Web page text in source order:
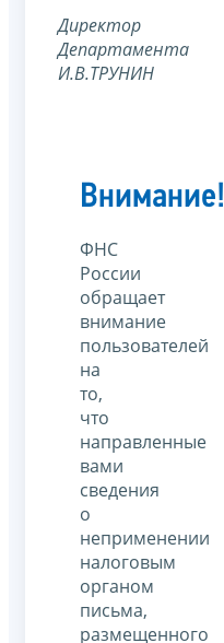
Директор
Департамента
И.В.ТРУНИН
Внимание!
ФНС
России
обращает
внимание
пользователей
на
то,
что
направленные
вами
сведения
о
неприменении
налоговым
органом
письма,
размещенного